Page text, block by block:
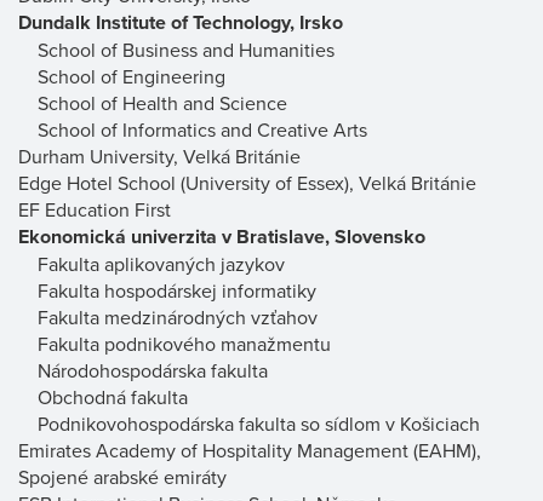
Dundalk Institute of Technology, Irsko
School of Business and Humanities
School of Engineering
School of Health and Science
School of Informatics and Creative Arts
Durham University, Velká Británie
Edge Hotel School (University of Essex), Velká Británie
EF Education First
Ekonomická univerzita v Bratislave, Slovensko
Fakulta aplikovaných jazykov
Fakulta hospodárskej informatiky
Fakulta medzinárodných vzťahov
Fakulta podnikového manažmentu
Národohospodárska fakulta
Obchodná fakulta
Podnikovohospodárska fakulta so sídlom v Košiciach
Emirates Academy of Hospitality Management (EAHM),
Spojené arabské emiráty